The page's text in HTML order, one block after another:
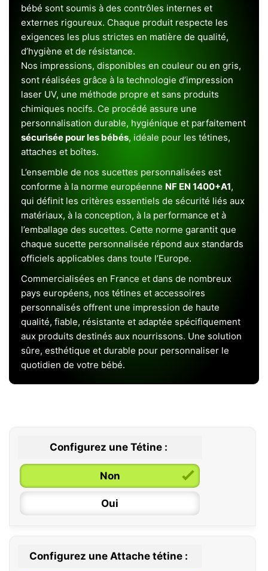
bébé sont soumis à des contrôles internes et
externes rigoureux. Chaque produit respecte les
exigences les plus strictes en matière de qualité,
d’hygiène et de résistance.
Nos impressions, disponibles en couleur ou en gris,
sont réalisées grâce à la technologie d’impression
laser UV, une méthode propre et sans produits
chimiques nocifs. Ce procédé assure une
personnalisation durable, hygiénique et parfaitement
sécurisée pour les bébés, idéale pour les tétines,
attaches et boîtes.
L’ensemble de nos sucettes personnalisées est
conforme à la norme européenne NF EN 1400+A1,
qui définit les critères essentiels de sécurité liés aux
matériaux, à la conception, à la performance et à
l’emballage des sucettes. Cette norme garantit que
chaque sucette personnalisée répond aux standards
officiels applicables dans toute l’Europe.
Commercialisées en France et dans de nombreux
pays européens, nos tétines et accessoires
personnalisés offrent une impression de haute
qualité, fiable, résistante et adaptée spécifiquement
aux produits destinés aux nourrissons. Une solution
sûre, esthétique et durable pour personnaliser le
quotidien de votre bébé.
Configurez une Tétine :
Non
Oui
0 / 6 mois
Configurez une Attache tétine :